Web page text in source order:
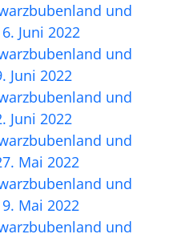
und
Juni 2022
und
Juni 2022
und
Juni 2022
und
Mai 2022
und
Mai 2022
und